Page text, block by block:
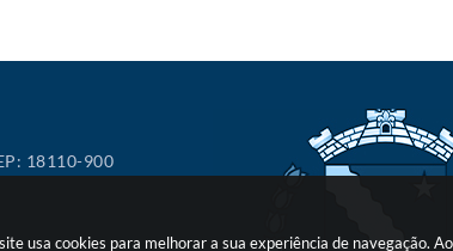
usa cookies para melhorar a sua experiência de navegação.
18110-900